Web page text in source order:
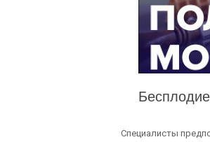
Бесплодие
Специалисты